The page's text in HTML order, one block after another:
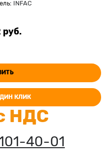
INFAC
руб.
КЛИК
НДС
40-01